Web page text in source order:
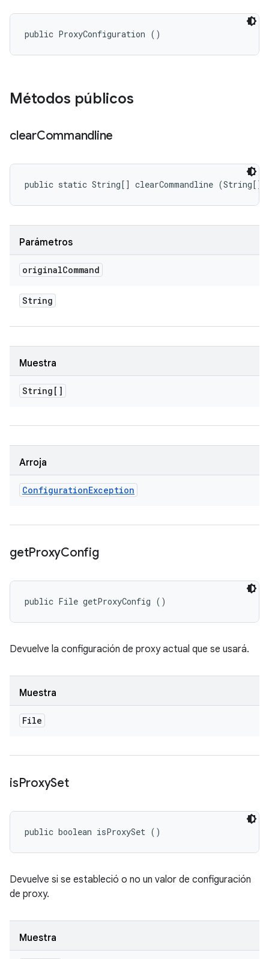
public ProxyConfiguration ()
Métodos públicos
clearCommandline
public static String[] clearCommandline (String[]
Parámetros
originalCommand
String
Muestra
String[]
Arroja
ConfigurationException
getProxyConfig
public File getProxyConfig ()
Devuelve la configuración de proxy actual que se usará.
Muestra
File
isProxySet
public boolean isProxySet ()
Devuelve si se estableció o no un valor de configuración
de proxy.
Muestra